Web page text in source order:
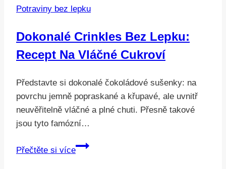
Potraviny bez lepku
Dokonalé Crinkles Bez Lepku:
Recept Na Vláčné Cukroví
Představte si dokonalé čokoládové sušenky: na
povrchu jemně popraskané a křupavé, ale uvnitř
neuvěřitelně vláčné a plné chuti. Přesně takové
jsou tyto famózní…
Přečtěte si více
Dokonalé